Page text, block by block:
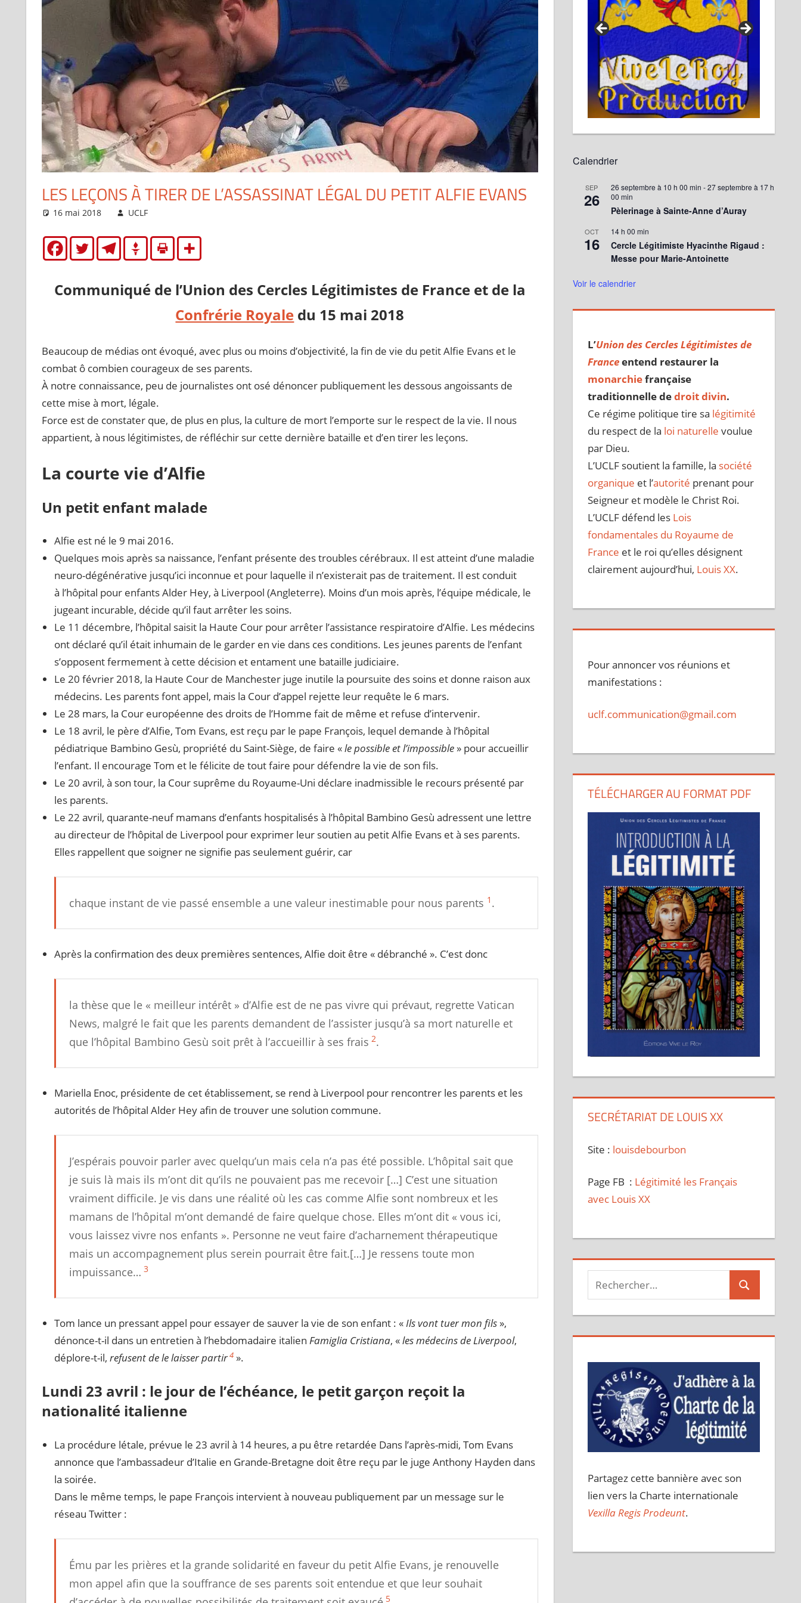
LES LEÇONS À TIRER DE L’ASSASSINAT LÉGAL DU PETIT ALFIE EVANS
16 mai 2018 UCLF
Communiqué de l’Union des Cercles Légitimistes de France et de la
Confrérie Royale du 15 mai 2018
Beaucoup de médias ont évoqué, avec plus ou moins d’objectivité, la fin de vie du petit Alfie Evans et le
combat ô combien courageux de ses parents.
À notre connaissance, peu de journalistes ont osé dénoncer publiquement les dessous angoissants de
cette mise à mort, légale.
Force est de constater que, de plus en plus, la culture de mort l’emporte sur le respect de la vie. Il nous
appartient, à nous légitimistes, de réfléchir sur cette dernière bataille et d’en tirer les leçons.
La courte vie d’Alfie
Un petit enfant malade
Alfie est né le 9 mai 2016.
Quelques mois après sa naissance, l’enfant présente des troubles cérébraux. Il est atteint d’une maladie
neuro-dégénérative jusqu’ici inconnue et pour laquelle il n’existerait pas de traitement. Il est conduit
à l’hôpital pour enfants Alder Hey, à Liverpool (Angleterre). Moins d’un mois après, l’équipe médicale, le
jugeant incurable, décide qu’il faut arrêter les soins.
Le 11 décembre, l’hôpital saisit la Haute Cour pour arrêter l’assistance respiratoire d’Alfie. Les médecins
ont déclaré qu’il était inhumain de le garder en vie dans ces conditions. Les jeunes parents de l’enfant
s’opposent fermement à cette décision et entament une bataille judiciaire.
Le 20 février 2018, la Haute Cour de Manchester juge inutile la poursuite des soins et donne raison aux
médecins. Les parents font appel, mais la Cour d’appel rejette leur requête le 6 mars.
Le 28 mars, la Cour européenne des droits de l’Homme fait de même et refuse d’intervenir.
Le 18 avril, le père d’Alfie, Tom Evans, est reçu par le pape François, lequel demande à l’hôpital
pédiatrique Bambino Gesù, propriété du Saint-Siège, de faire «le possible et l’impossible» pour accueillir
l’enfant. Il encourage Tom et le félicite de tout faire pour défendre la vie de son fils.
Le 20 avril, à son tour, la Cour suprême du Royaume-Uni déclare inadmissible le recours présenté par
les parents.
Le 22 avril, quarante-neuf mamans d’enfants hospitalisés à l’hôpital Bambino Gesù adressent une lettre
au directeur de l’hôpital de Liverpool pour exprimer leur soutien au petit Alfie Evans et à ses parents.
Elles rappellent que soigner ne signifie pas seulement guérir, car
chaque instant de vie passé ensemble a une valeur inestimable pour nous parents 1 .
Après la confirmation des deux premières sentences, Alfie doit être « débranché ». C’est donc
la thèse que le « meilleur intérêt » d’Alfie est de ne pas vivre qui prévaut, regrette Vatican
News, malgré le fait que les parents demandent de l’assister jusqu’à sa mort naturelle et
que l’hôpital Bambino Gesù soit prêt à l’accueillir à ses frais 2.
Mariella Enoc, présidente de cet établissement, se rend à Liverpool pour rencontrer les parents et les
autorités de l’hôpital Alder Hey afin de trouver une solution commune.
J’espérais pouvoir parler avec quelqu’un mais cela n’a pas été possible. L’hôpital sait que
je suis là mais ils m’ont dit qu’ils ne pouvaient pas me recevoir […] C’est une situation
vraiment difficile. Je vis dans une réalité où les cas comme Alfie sont nombreux et les
mamans de l’hôpital m’ont demandé de faire quelque chose. Elles m’ont dit «vous ici,
vous laissez vivre nos enfants ». Personne ne veut faire d’acharnement thérapeutique
mais un accompagnement plus serein pourrait être fait.[…] Je ressens toute mon
impuissance… 3
Tom lance un pressant appel pour essayer de sauver la vie de son enfant : «Ils vont tuer mon fils»,
dénonce-t-il dans un entretien à l’hebdomadaire italien Famiglia Cristiana, «les médecins de Liverpool,
déplore-t-il, refusent de le laisser partir4».
Lundi 23 avril : le jour de l’échéance, le petit garçon reçoit la
nationalité italienne
La procédure létale, prévue le 23 avril à 14 heures, a pu être retardée Dans l’après-midi, Tom Evans
annonce que l’ambassadeur d’Italie en Grande-Bretagne doit être reçu par le juge Anthony Hayden dans
la soirée.
Dans le même temps, le pape François intervient à nouveau publiquement par un message sur le
réseau Twitter :
Ému par les prières et la grande solidarité en faveur du petit Alfie Evans, je renouvelle
mon appel afin que la souffrance de ses parents soit entendue et que leur souhait
5
Calendrier
SEP
26
26 septembre à 10 h 00 min -27 septembre à 17 h
00 min
Pèlerinage à Sainte-Anne d’Auray
OCT
16
14 h 00 min
Cercle Légitimiste Hyacinthe Rigaud :
Messe pour Marie-Antoinette
Voir le calendrier
L’Union des Cercles Légitimistes de
Franceentend restaurer la
monarchiefrançaise
traditionnelle dedroit divin.
Ce régime politique tire sa légitimité
du respect de la loi naturelle voulue
par Dieu.
L’UCLF soutient la famille, la société
organique et l’autorité prenant pour
Seigneur et modèle le Christ Roi.
L’UCLF défend les Lois
fondamentales du Royaume de
France et le roi qu’elles désignent
clairement aujourd’hui, Louis XX.
Pour annoncer vos réunions et
manifestations :
uclf.communication@gmail.com
TÉLÉCHARGER AU FORMAT PDF
SECRÉTARIAT DE LOUIS XX
Site : louisdebourbon
Page FB : Légitimité les Français
avec Louis XX
Recherche
pour :
Rechercher
Partagez cette bannière avec son
lien vers la Charte internationale
Vexilla Regis Prodeunt.